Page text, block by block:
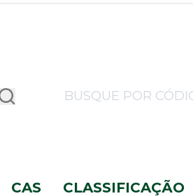
CAS CLASSIFICAÇÃO